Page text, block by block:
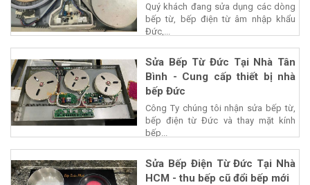
Quý khách đang sửa dụng các dòng
bếp từ, bếp điện từ âm nhập khẩu
Đức,...
Sửa Bếp Từ Đức Tại Nhà Tân
Bình - Cung cấp thiết bị nhà
bếp Đức
Công Ty chúng tôi nhận sửa bếp từ,
bếp điện từ Đức và thay mặt kính
bếp...
Sửa Bếp Điện Từ Đức Tại Nhà
HCM - thu bếp cũ đổi bếp mới